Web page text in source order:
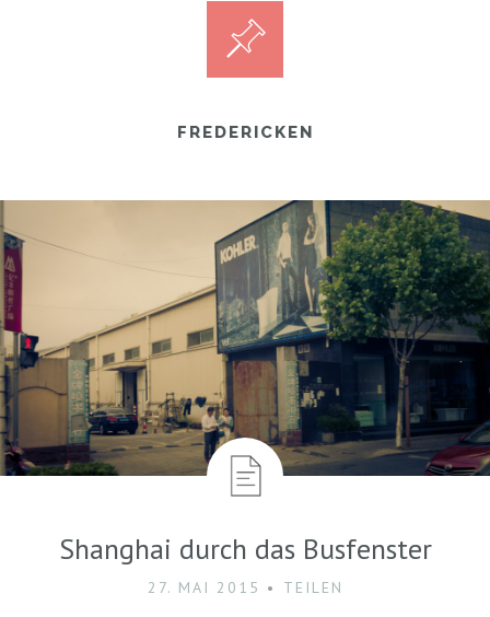
FREDERICKEN
Shanghai durch das Busfenster
27. MAI 2015 TEILEN